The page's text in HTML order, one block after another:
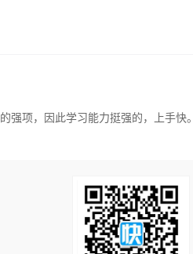
强项，因此学习能力挺强的，上手快。